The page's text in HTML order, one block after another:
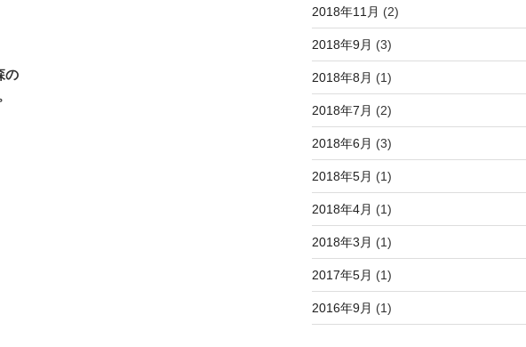
の
2018年11月 (2)
2018年9月 (3)
2018年8月 (1)
2018年7月 (2)
2018年6月 (3)
2018年5月 (1)
2018年4月 (1)
2018年3月 (1)
2017年5月 (1)
2016年9月 (1)